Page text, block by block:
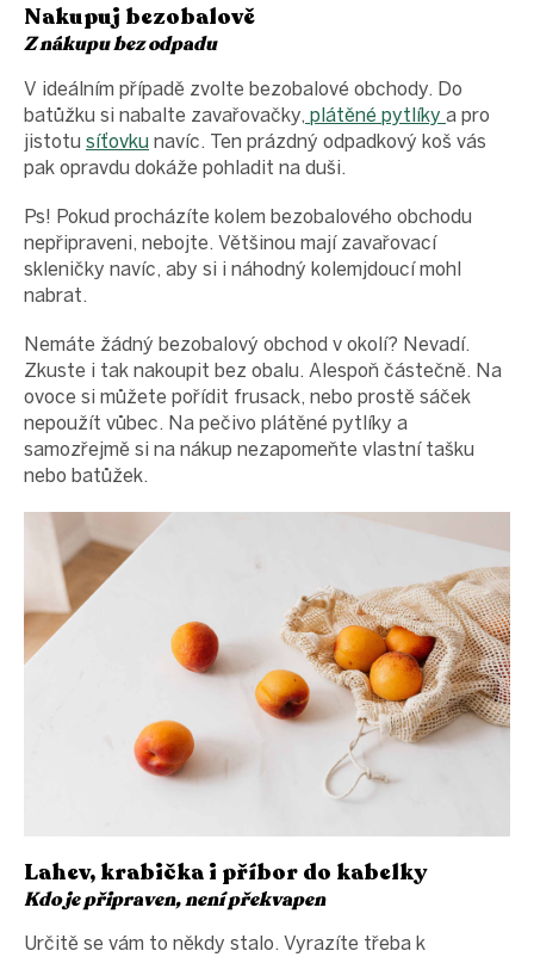
Nakupuj bezobalově
Z nákupu bez odpadu
V ideálním případě zvolte bezobalové obchody. Do
batůžku si nabalte zavařovačky, plátěné pytlíky a pro
jistotu síťovku navíc. Ten prázdný odpadkový koš vás
pak opravdu dokáže pohladit na duši.
Ps! Pokud procházíte kolem bezobalového obchodu
nepřipraveni, nebojte. Většinou mají zavařovací
skleničky navíc, aby si i náhodný kolemjdoucí mohl
nabrat.
Nemáte žádný bezobalový obchod v okolí? Nevadí.
Zkuste i tak nakoupit bez obalu. Alespoň částečně. Na
ovoce si můžete pořídit frusack, nebo prostě sáček
nepoužít vůbec. Na pečivo plátěné pytlíky a
samozřejmě si na nákup nezapomeňte vlastní tašku
nebo batůžek.
Lahev, krabička i příbor do kabelky
Kdo je připraven, není překvapen
Určitě se vám to někdy stalo. Vyrazíte třeba k